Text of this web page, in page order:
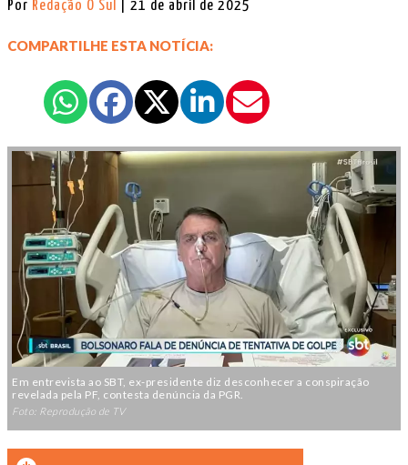
Por Redação O Sul | 21 de abril de 2025
COMPARTILHE ESTA NOTÍCIA:
Em entrevista ao SBT, ex-presidente diz desconhecer a conspiração
revelada pela PF, contesta denúncia da PGR.
Foto: Reprodução de TV